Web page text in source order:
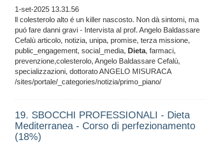
1-set-2025 13.31.56
ll colesterolo alto é un killer nascosto. Non dà sintomi, ma
puó fare danni gravi - Intervista al prof. Angelo Baldassare
Cefalù articolo, notizia, unipa, promise, terza missione,
public_engagement, social_media, Dieta, farmaci,
prevenzione,colesterolo, Angelo Baldassare Cefalù,
specializzazioni, dottorato ANGELO MISURACA
/sites/portale/_categories/notizia/primo_piano/
19. SBOCCHI PROFESSIONALI - Dieta
Mediterranea - Corso di perfezionamento
(18%)